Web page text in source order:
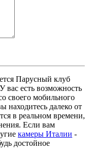
Парусный клуб
вас есть возможность
своего мобильного
находитесь далеко от
в реальном времени,
Если вам
камеры Италии -
достойное